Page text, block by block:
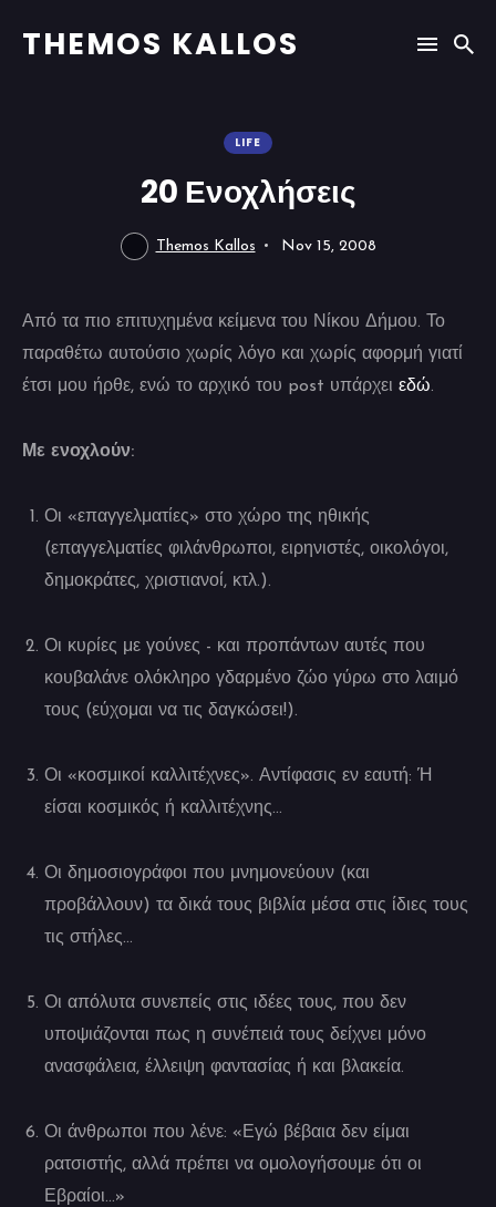
THEMOS KALLOS
LIFE
20 Ενοχλήσεις
Themos Kallos Nov 15, 2008
Από τα πιο επιτυχημένα κείμενα του Νίκου Δήμου. Το
παραθέτω αυτούσιο χωρίς λόγο και χωρίς αφορμή γιατί
έτσι μου ήρθε, ενώ το αρχικό του post υπάρχει εδώ.
Με ενοχλούν:
Οι «επαγγελματίες» στο χώρο της ηθικής
(επαγγελματίες φιλάνθρωποι, ειρηνιστές, οικολόγοι,
δημοκράτες, χριστιανοί, κτλ.).
Οι κυρίες με γούνες - και προπάντων αυτές που
κουβαλάνε ολόκληρο γδαρμένο ζώο γύρω στο λαιμό
τους (εύχομαι να τις δαγκώσει!).
Οι «κοσμικοί καλλιτέχνες». Αντίφασις εν εαυτή: Ή
είσαι κοσμικός ή καλλιτέχνης…
Οι δημοσιογράφοι που μνημονεύουν (και
προβάλλουν) τα δικά τους βιβλία μέσα στις ίδιες τους
τις στήλες…
Οι απόλυτα συνεπείς στις ιδέες τους, που δεν
υποψιάζονται πως η συνέπειά τους δείχνει μόνο
ανασφάλεια, έλλειψη φαντασίας ή και βλακεία.
Οι άνθρωποι που λένε: «Εγώ βέβαια δεν είμαι
ρατσιστής, αλλά πρέπει να ομολογήσουμε ότι οι
Εβραίοι…»